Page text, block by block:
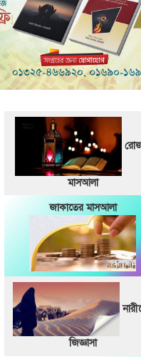
মাসআলা
জাকাতের মাসআলা
জিজ্ঞাসা